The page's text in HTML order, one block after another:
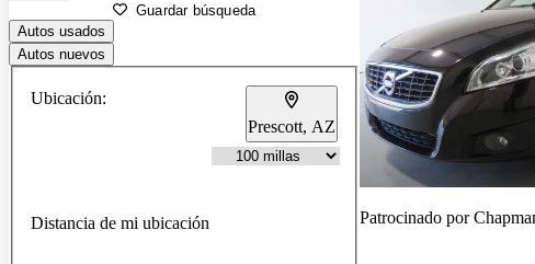
Guardar búsqueda
Autos usados
Autos nuevos
Ubicación:
Prescott, AZ
Distancia de mi ubicación Patrocinado por